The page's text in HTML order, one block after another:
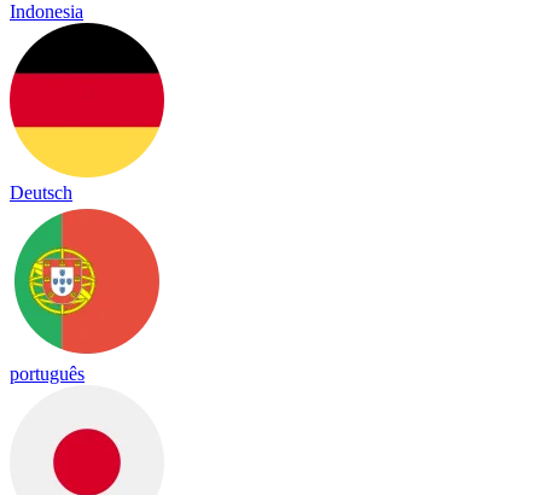
Indonesia
Deutsch
português